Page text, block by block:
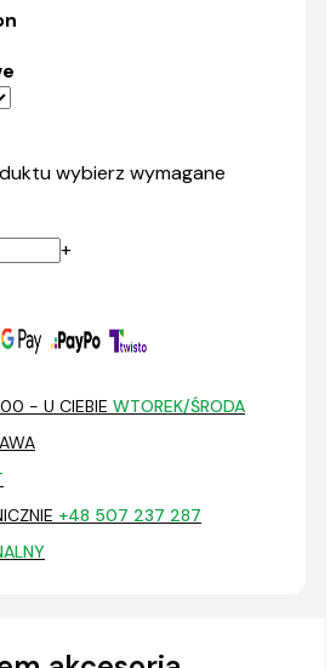
wybierz wymagane
+
- U CIEBIE WTOREK/ŚRODA
+48 507 237 287